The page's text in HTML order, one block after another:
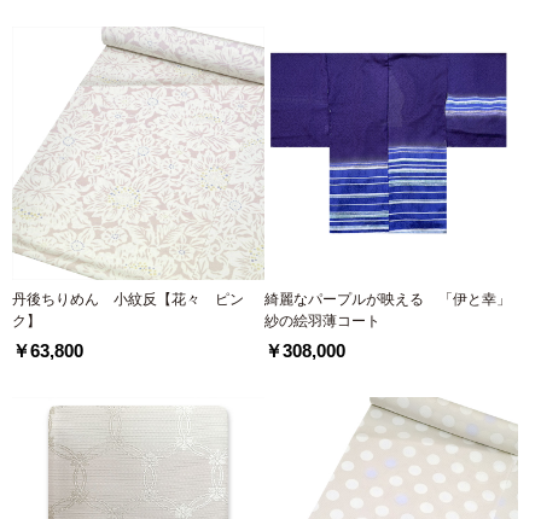
丹後ちりめん 小紋反【花々 ピン
ク】
￥63,800
綺麗なパープルが映える 「伊と幸」
紗の絵羽薄コート
￥308,000